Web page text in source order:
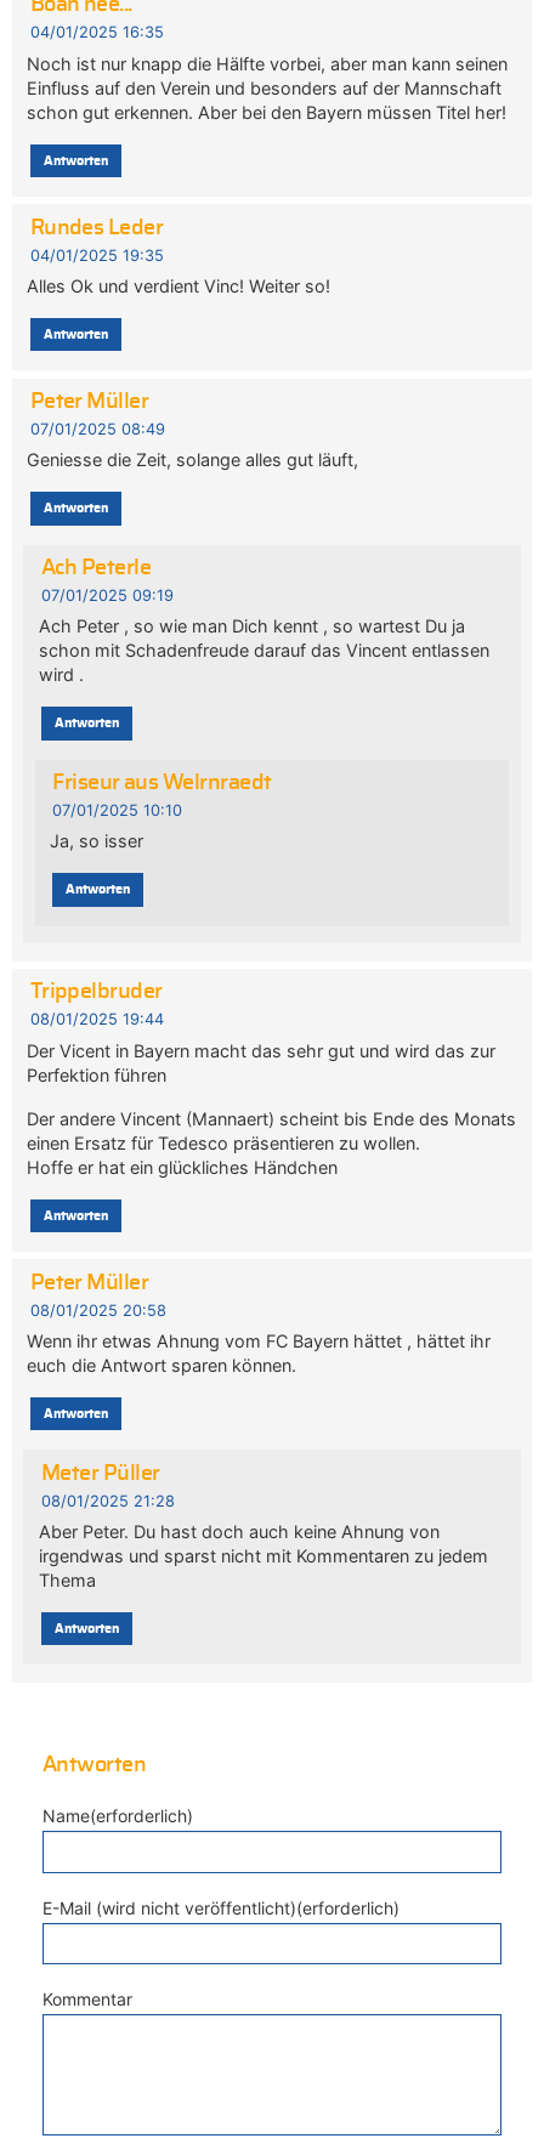
Boah nee...
04/01/2025 16:35
Noch ist nur knapp die Hälfte vorbei, aber man kann seinen
Einfluss auf den Verein und besonders auf der Mannschaft
schon gut erkennen. Aber bei den Bayern müssen Titel her!
Antworten
Rundes Leder
04/01/2025 19:35
Alles Ok und verdient Vinc! Weiter so!
Antworten
Peter Müller
07/01/2025 08:49
Geniesse die Zeit, solange alles gut läuft,
Antworten
Ach Peterle
07/01/2025 09:19
Ach Peter , so wie man Dich kennt , so wartest Du ja
schon mit Schadenfreude darauf das Vincent entlassen
wird .
Antworten
Friseur aus Welrnraedt
07/01/2025 10:10
Ja, so isser
Antworten
Trippelbruder
08/01/2025 19:44
Der Vicent in Bayern macht das sehr gut und wird das zur
Perfektion führen
Der andere Vincent (Mannaert) scheint bis Ende des Monats
einen Ersatz für Tedesco präsentieren zu wollen.
Hoffe er hat ein glückliches Händchen
Antworten
Peter Müller
08/01/2025 20:58
Wenn ihr etwas Ahnung vom FC Bayern hättet , hättet ihr
euch die Antwort sparen können.
Antworten
Meter Püller
08/01/2025 21:28
Aber Peter. Du hast doch auch keine Ahnung von
irgendwas und sparst nicht mit Kommentaren zu jedem
Thema
Antworten
Antworten
Name(erforderlich)
E-Mail (wird nicht veröffentlicht)(erforderlich)
Kommentar